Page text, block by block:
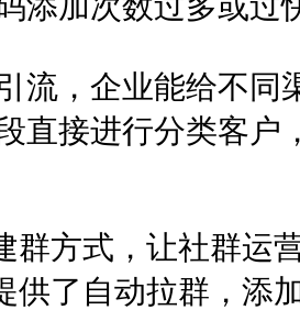
流，企业能给不同
直接进行分类客户
群方式，让社群运
供了自动拉群，添